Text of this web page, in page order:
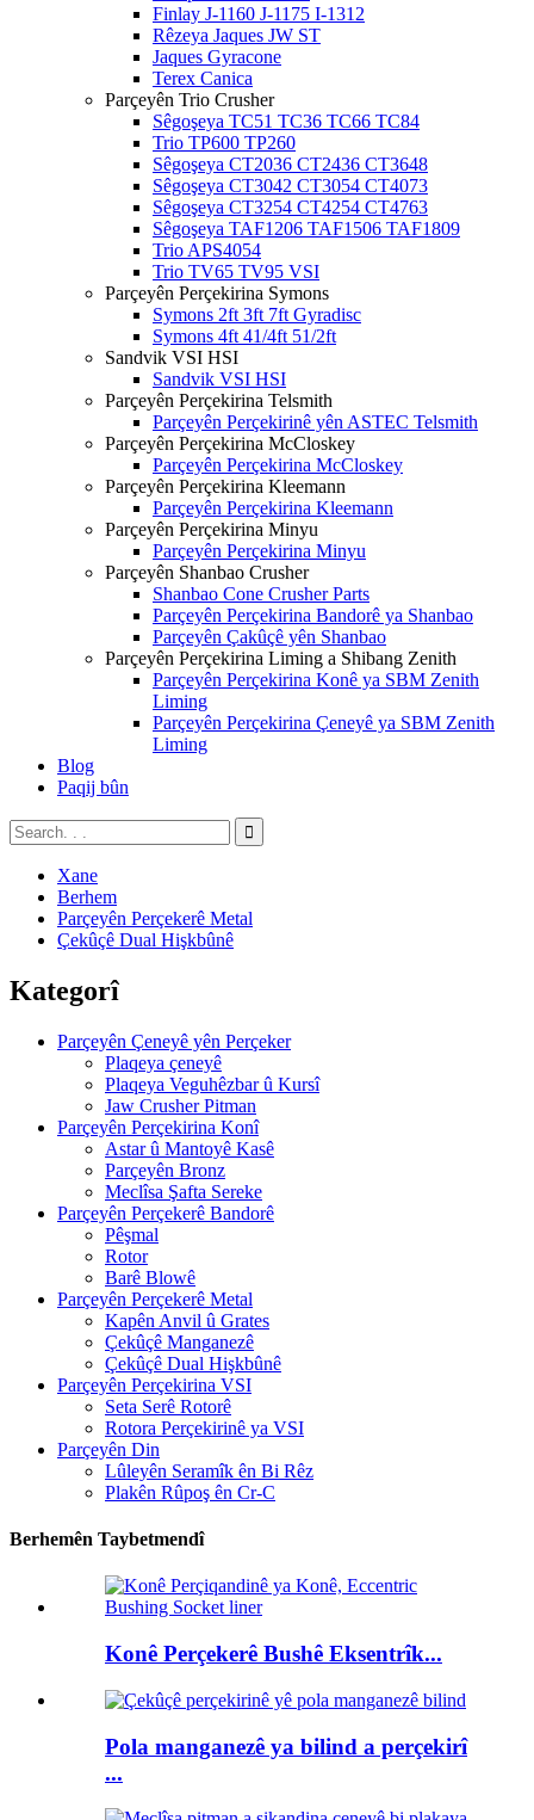
Finlay J-1160 J-1175 I-1312
Rêzeya Jaques JW ST
Jaques Gyracone
Terex Canica
Parçeyên Trio Crusher
Sêgoşeya TC51 TC36 TC66 TC84
Trio TP600 TP260
Sêgoşeya CT2036 CT2436 CT3648
Sêgoşeya CT3042 CT3054 CT4073
Sêgoşeya CT3254 CT4254 CT4763
Sêgoşeya TAF1206 TAF1506 TAF1809
Trio APS4054
Trio TV65 TV95 VSI
Parçeyên Perçekirina Symons
Symons 2ft 3ft 7ft Gyradisc
Symons 4ft 41/4ft 51/2ft
Sandvik VSI HSI
Sandvik VSI HSI
Parçeyên Perçekirina Telsmith
Parçeyên Perçekirinê yên ASTEC Telsmith
Parçeyên Perçekirina McCloskey
Parçeyên Perçekirina McCloskey
Parçeyên Perçekirina Kleemann
Parçeyên Perçekirina Kleemann
Parçeyên Perçekirina Minyu
Parçeyên Perçekirina Minyu
Parçeyên Shanbao Crusher
Shanbao Cone Crusher Parts
Parçeyên Perçekirina Bandorê ya Shanbao
Parçeyên Çakûçê yên Shanbao
Parçeyên Perçekirina Liming a Shibang Zenith
Parçeyên Perçekirina Konê ya SBM Zenith
Liming
Parçeyên Perçekirina Çeneyê ya SBM Zenith
Liming
Blog
Paqij bûn
Xane
Berhem
Parçeyên Perçekerê Metal
Çekûçê Dual Hişkbûnê
Kategorî
Parçeyên Çeneyê yên Perçeker
Plaqeya çeneyê
Plaqeya Veguhêzbar û Kursî
Jaw Crusher Pitman
Parçeyên Perçekirina Konî
Astar û Mantoyê Kasê
Parçeyên Bronz
Meclîsa Şafta Sereke
Parçeyên Perçekerê Bandorê
Pêşmal
Rotor
Barê Blowê
Parçeyên Perçekerê Metal
Kapên Anvil û Grates
Çekûçê Manganezê
Çekûçê Dual Hişkbûnê
Parçeyên Perçekirina VSI
Seta Serê Rotorê
Rotora Perçekirinê ya VSI
Parçeyên Din
Lûleyên Seramîk ên Bi Rêz
Plakên Rûpoş ên Cr-C
Berhemên Taybetmendî
Konê Perçekerê Bushê Eksentrîk...
Pola manganezê ya bilind a perçekirî
...